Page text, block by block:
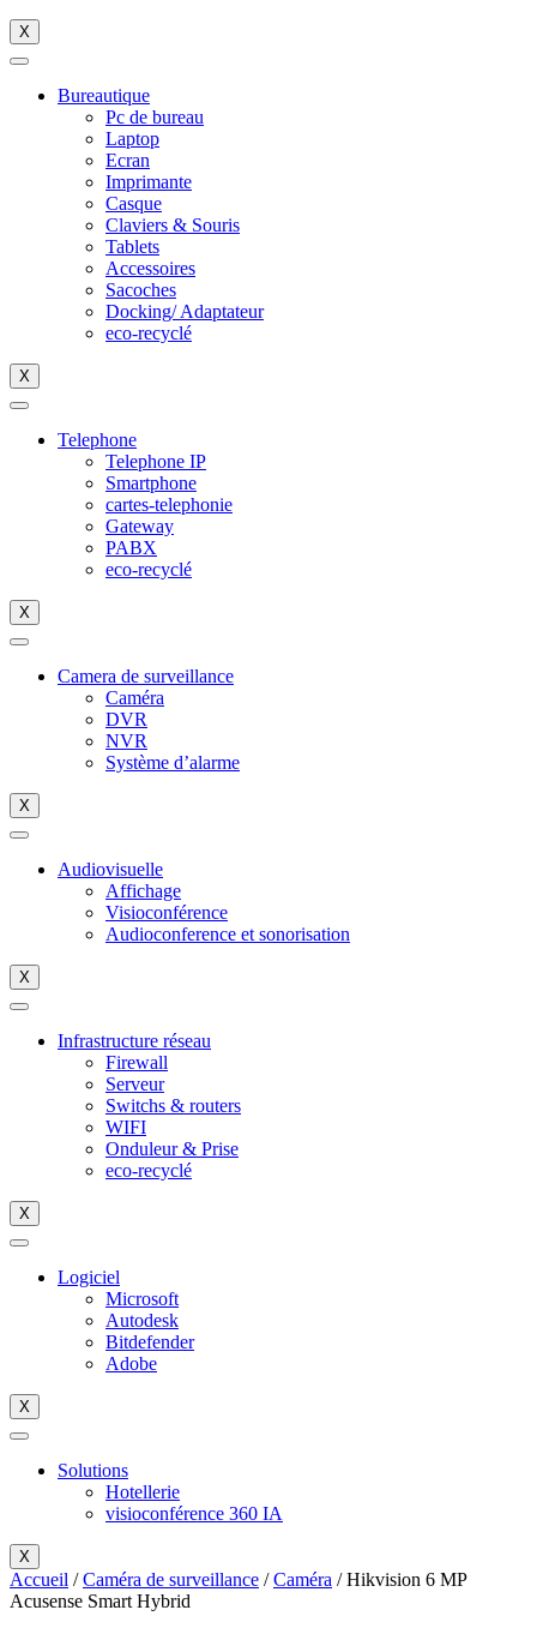
X
Bureautique
Pc de bureau
Laptop
Ecran
Imprimante
Casque
Claviers & Souris
Tablets
Accessoires
Sacoches
Docking/ Adaptateur
eco-recyclé
X
Telephone
Telephone IP
Smartphone
cartes-telephonie
Gateway
PABX
eco-recyclé
X
Camera de surveillance
Caméra
DVR
NVR
Système d’alarme
X
Audiovisuelle
Affichage
Visioconférence
Audioconference et sonorisation
X
Infrastructure réseau
Firewall
Serveur
Switchs & routers
WIFI
Onduleur & Prise
eco-recyclé
X
Logiciel
Microsoft
Autodesk
Bitdefender
Adobe
X
Solutions
Hotellerie
visioconférence 360 IA
X
Accueil /Caméra de surveillance /Caméra / Hikvision 6 MP
Acusense Smart Hybrid